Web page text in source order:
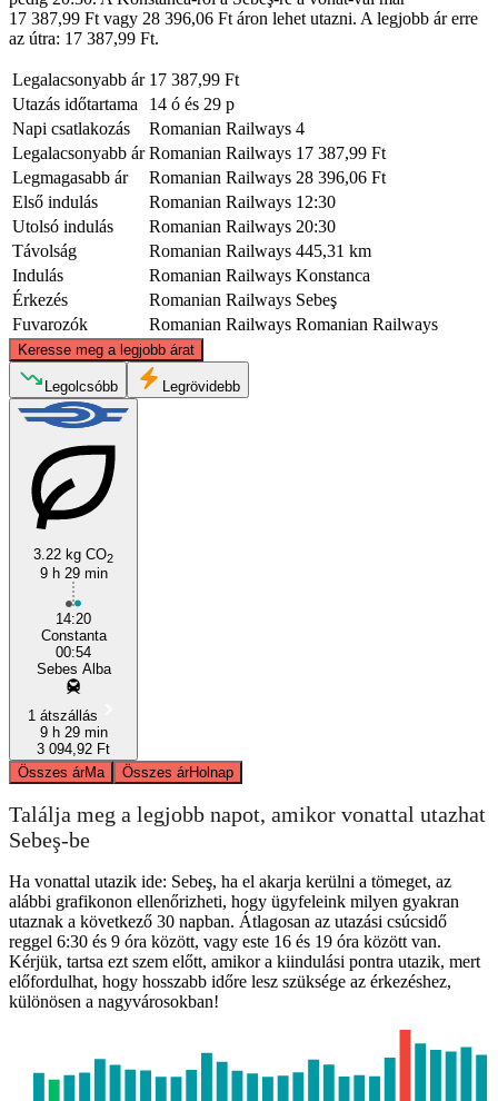
17 387,99 Ft vagy 28 396,06 Ft áron lehet utazni. A legjobb ár erre
az útra: 17 387,99 Ft.
Legalacsonyabb ár 17 387,99 Ft
Utazás időtartama
14 ó és 29 p
Napi csatlakozás
Romanian Railways 4
Legalacsonyabb ár Romanian Railways 17 387,99 Ft
Legmagasabb ár
Romanian Railways 28 396,06 Ft
Első indulás
Romanian Railways 12:30
Utolsó indulás
Romanian Railways 20:30
Távolság
Romanian Railways 445,31 km
Indulás
Romanian Railways Konstanca
Érkezés
Romanian Railways Sebeş
Fuvarozók
Romanian Railways Romanian Railways
Keresse meg a legjobb árat
Sebeş, Alba County
© CARTO, ©OpenStreetMapcontributors
Legolcsóbb Legrövidebb
3.22 kg CO2
9 h 29 min
14:20
Constanta
00:54
Sebes Alba
1 átszállás
9 h 29 min
3 094,92 Ft
Összes árMa Összes árHolnap
Találja meg a legjobb napot, amikor vonattal utazhat
Sebeş-be
Ha vonattal utazik ide: Sebeş, ha el akarja kerülni a tömeget, az
alábbi grafikonon ellenőrizheti, hogy ügyfeleink milyen gyakran
utaznak a következő 30 napban. Átlagosan az utazási csúcsidő
reggel 6:30 és 9 óra között, vagy este 16 és 19 óra között van.
Kérjük, tartsa ezt szem előtt, amikor a kiindulási pontra utazik, mert
előfordulhat, hogy hosszabb időre lesz szüksége az érkezéshez,
különösen a nagyvárosokban!